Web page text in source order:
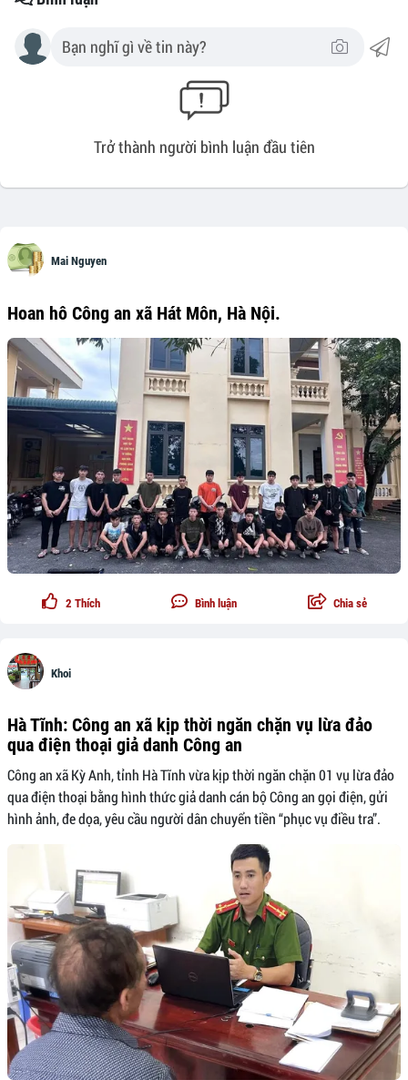
Trở thành người bình luận đầu tiên
Mai Nguyen
Hoan hô Công an xã Hát Môn, Hà Nội.
2 Thích Bình luận Chia sẻ
Khoi
Hà Tĩnh: Công an xã kịp thời ngăn chặn vụ lừa đảo
qua điện thoại giả danh Công an
Công an xã Kỳ Anh, tỉnh Hà Tĩnh vừa kịp thời ngăn chặn 01 vụ lừa đảo
qua điện thoại bằng hình thức giả danh cán bộ Công an gọi điện, gửi
hình ảnh, đe dọa, yêu cầu người dân chuyển tiền “phục vụ điều tra”.